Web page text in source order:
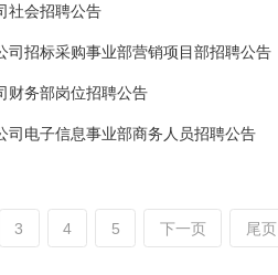
社会招聘公告
司招标采购事业部营销项目部招聘公告
财务部岗位招聘公告
司电子信息事业部商务人员招聘公告
3 4 5 下一页 尾页